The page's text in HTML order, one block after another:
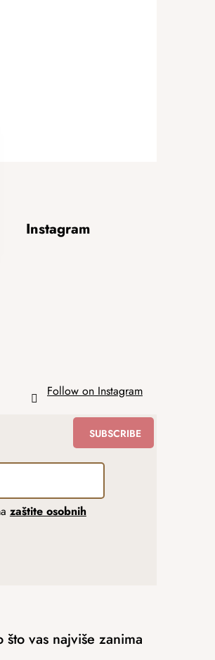
Instagram
Follow on Instagram
zaštite osobnih
SUBSCRIBE
što vas najviše zanima